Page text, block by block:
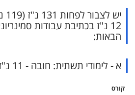
12 נ"ז בכתיבת עבודות
הבאות:
א - לימודי תשתית: חובה - 11 נ"ז
קורס